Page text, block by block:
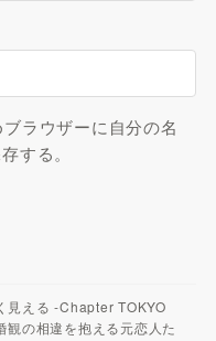
ラウザーに自分の名
する。
見える -Chapter TOKYO
観の相違を抱える元恋人た